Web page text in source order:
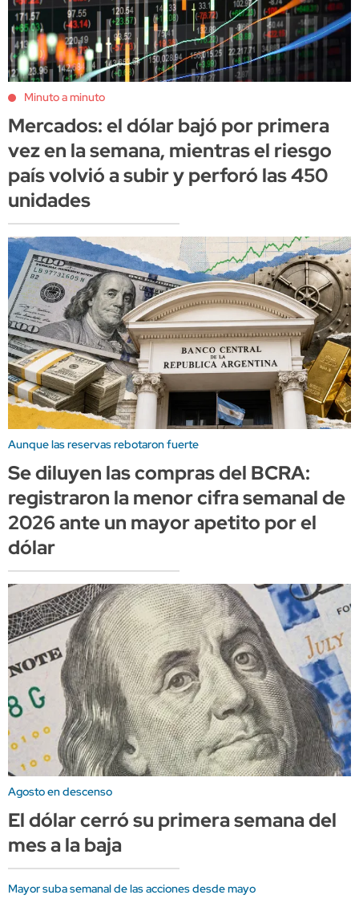
Minuto a minuto
Mercados: el dólar bajó por primera
vez en la semana, mientras el riesgo
país volvió a subir y perforó las 450
unidades
Aunque las reservas rebotaron fuerte
Se diluyen las compras del BCRA:
registraron la menor cifra semanal de
2026 ante un mayor apetito por el
dólar
Agosto en descenso
El dólar cerró su primera semana del
mes a la baja
Mayor suba semanal de las acciones desde mayo